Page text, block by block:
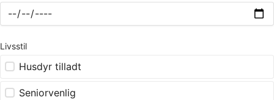
Livsstil
Husdyr tilladt
Seniorvenlig